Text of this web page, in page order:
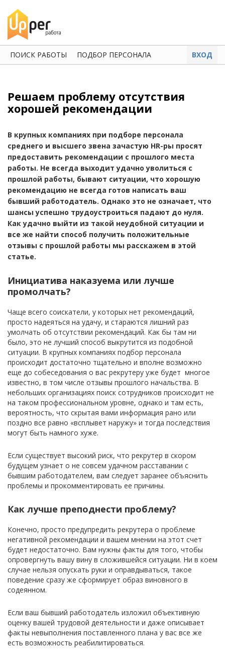
ПОИСК РАБОТЫ ПОДБОР ПЕРСОНАЛА ВХОД
Решаем проблему отсутствия
хорошей рекомендации
В крупных компаниях при подборе персонала
среднего и высшего звена зачастую HR-ры просят
предоставить рекомендации с прошлого места
работы. Не всегда выходит удачно уволиться с
прошлой работы, бывают ситуации, что хорошую
рекомендацию не всегда готов написать ваш
бывший работодатель. Однако это не означает, что
шансы успешно трудоустроиться падают до нуля.
Как удачно выйти из такой неудобной ситуации и
все же найти способ получить положительные
отзывы с прошлой работы мы расскажем в этой
статье.
Инициатива наказуема или лучше
промолчать?
Чаще всего соискатели, у которых нет рекомендаций,
просто надеяться на удачу, и стараются лишний раз
умолчать об отсутствии рекомендаций. Как бы там ни
было, это не лучший способ выкрутится из подобной
ситуации. В крупных компаниях подбор персонала
происходит достаточно тщательно и вполне возможно
еще до собеседования о вас рекрутеру уже будет многое
известно, в том числе отзывы прошлого начальства. В
небольших организациях поиск сотрудников происходит не
на таком профессиональном уровне, однако и там есть,
вероятность, что скрытая вами информация рано или
поздно все равно «всплывет наружу» и тогда последствия
могут быть намного хуже.
Если существует высокий риск, что рекрутер в скором
будущем узнает о не совсем удачном расставании с
бывшим работодателем, вам следует заранее объяснить
проблемы и прокомментировать ее причины.
Как лучше преподнести проблему?
Конечно, просто предупредить рекрутера о проблеме
негативной рекомендации и вашем мнении на этот счет
будет недостаточно. Вам нужны факты для того, чтобы
опровергнуть вашу вину в сложившейся ситуации. Ни в коем
случае нельзя опускать руки и оправдываться, такое
поведение сразу же сформирует образ виновного в
содеянном.
Если ваш бывший работодатель изложил объективную
оценку вашей трудовой деятельности и даже описывает
факты невыполнения поставленного плана у вас все же
есть возможность реабилитироваться.